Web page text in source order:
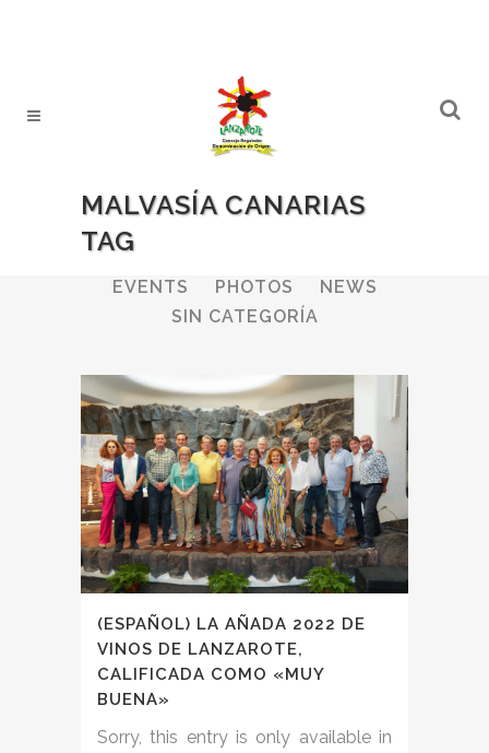
MALVASÍA CANARIAS
TAG
ALL
EVENTS
PHOTOS
NEWS
SIN CATEGORÍA
(ESPAÑOL) LA AÑADA 2022 DE
VINOS DE LANZAROTE,
CALIFICADA COMO «MUY
BUENA»
Sorry, this entry is only available in